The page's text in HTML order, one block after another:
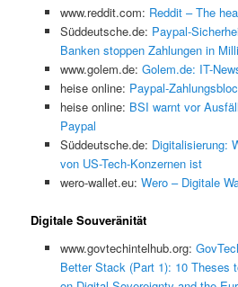
www.reddit.com: Reddit – The
Süddeutsche.de: Paypal-
Banken stoppen Zahlungen in
www.golem.de: Golem.de: IT-
heise online: Paypal-
heise online: BSI warnt vor
Paypal
Süddeutsche.de: Digitalisierung:
von US-Tech-Konzernen ist
wero-wallet.eu: Wero – Digitale
Digitale Souveränität
www.govtechintelhub.org:
Better Stack (Part 1): 10 Theses